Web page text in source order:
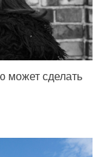
может сделать